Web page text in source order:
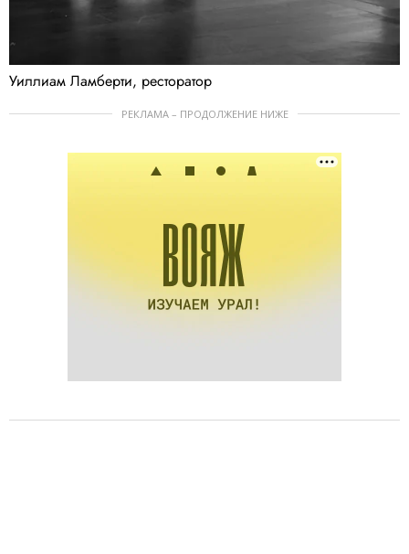
Уиллиам Ламберти, ресторатор
РЕКЛАМА – ПРОДОЛЖЕНИЕ НИЖЕ